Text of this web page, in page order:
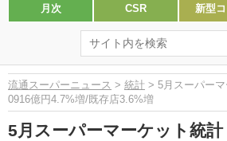
月次 CSR 新型
流通スーパーニュース > 統計 > 5月スーパー
0916億円4.7%増/既存店3.6%増
5月スーパーマーケット統計